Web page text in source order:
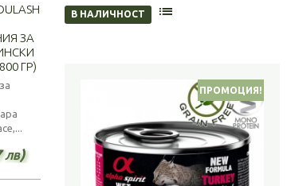
В НАЛИЧНОСТ
ПРОМОЦИЯ!
ЗА
ГР)
лв)